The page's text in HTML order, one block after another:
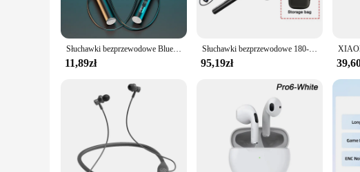
**High-Fidelity Sound and Noise-Cancellation**
The słuchawki do biegania are not just about durability and comfort;
ensures that you can focus on your workout without distractions from
with your audio content.
**Versatile and Convenient**
cater to the needs of their customers. Whether you're an individual
biegania are the perfect choice. With their sleek design, superior
Słuchawki bezprzewodowe Bluetooth 5.0 słuchawki na szyję silikonowy Hifi 9D Stereo zestaw słuchawkowy dla aktywnych Halter wodoodporny słuchawki douszne magnetyczne
11,89zł
Słuchawki bezprzewodowe 180-godzinny zestaw słuchawkowy Bluetooth z basem i mikrofonem Stereofoniczne słuchawki z pałąkiem na kark Sport Aurculares do karty TF
95,19zł